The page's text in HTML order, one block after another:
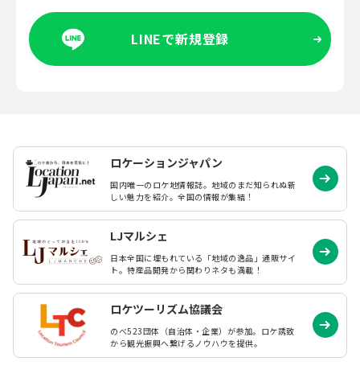
LINEで新規登録
ロケーションジャパン
国内唯一のロケ地情報誌。地域のまだ知られぬ新
しい魅力を紹介。全国の情報が集結！
LJマルシェ
日本全国に埋もれている「地域の逸品」通販サイ
ト。特産品開発から関わりネタも満載！
ロケツーリズム協議会
のべ523団体（自治体・企業）が参加。ロケ誘致
から観光振興へ繋げるノウハウを提供。